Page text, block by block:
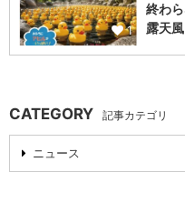
1
終わ
露天
CATEGORY 記事カテゴリ
ニュース